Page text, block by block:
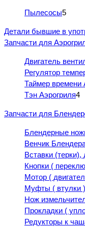
Пылесосы5
Детали бывшие в
Запчасти для
Двигатель
Регулятор
Таймер времени
Тэн Аэрогриля4
Запчасти для
Блендерные
Венчик
Вставки
Кнопки (
Мотор (
Муфты ( втулки
Нож
Прокладки (
Редукторы к